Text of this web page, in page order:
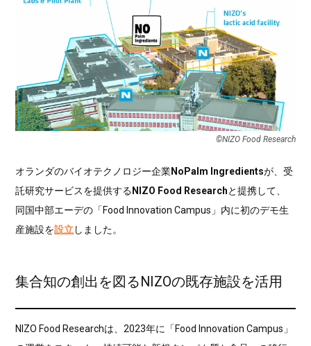
©NIZO Food Research
オランダのバイオテクノロジー企業NoPalm Ingredientsが、受
託研究サービスを提供する NIZO Food Researchと提携して、
同国中部エーデの「Food Innovation Campus」内に初のデモ生
産施設を設立しました。
集合知の創出を図るNIZOの既存施設を活用
NIZO Food Researchは、2023年に「Food Innovation Campus」